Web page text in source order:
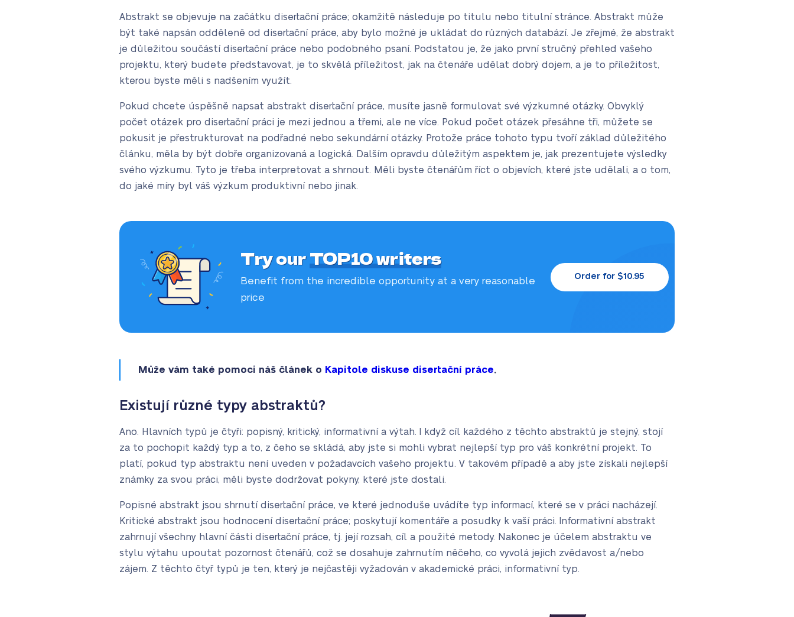
Abstrakt se objevuje na začátku disertační práce; okamžitě následuje po titulu nebo titulní stránce. Abstrakt může
být také napsán odděleně od disertační práce, aby bylo možné je ukládat do různých databází. Je zřejmé, že abstrakt
je důležitou součástí disertační práce nebo podobného psaní. Podstatou je, že jako první stručný přehled vašeho
projektu, který budete představovat, je to skvělá příležitost, jak na čtenáře udělat dobrý dojem, a je to příležitost,
kterou byste měli s nadšením využít.
Pokud chcete úspěšně napsat abstrakt disertační práce, musíte jasně formulovat své výzkumné otázky. Obvyklý
počet otázek pro disertační práci je mezi jednou a třemi, ale ne více. Pokud počet otázek přesáhne tři, můžete se
pokusit je přestrukturovat na podřadné nebo sekundární otázky. Protože práce tohoto typu tvoří základ důležitého
článku, měla by být dobře organizovaná a logická. Dalším opravdu důležitým aspektem je, jak prezentujete výsledky
svého výzkumu. Tyto je třeba interpretovat a shrnout. Měli byste čtenářům říct o objevích, které jste udělali, a o tom,
do jaké míry byl váš výzkum produktivní nebo jinak.
Try ourTOP10 writers
Benefit from the incredible opportunity at a very reasonable
price
Order for $10.95
Může vám také pomoci náš článek o Kapitole diskuse disertační práce.
Existují různé typy abstraktů?
Ano. Hlavních typů je čtyři: popisný, kritický, informativní a výtah. I když cíl každého z těchto abstraktů je stejný, stojí
za to pochopit každý typ a to, z čeho se skládá, aby jste si mohli vybrat nejlepší typ pro váš konkrétní projekt. To
platí, pokud typ abstraktu není uveden v požadavcích vašeho projektu. V takovém případě a aby jste získali nejlepší
známky za svou práci, měli byste dodržovat pokyny, které jste dostali.
Popisné abstrakt jsou shrnutí disertační práce, ve které jednoduše uvádíte typ informací, které se v práci nacházejí.
Kritické abstrakt jsou hodnocení disertační práce; poskytují komentáře a posudky k vaší práci. Informativní abstrakt
zahrnují všechny hlavní části disertační práce, tj. její rozsah, cíl a použité metody. Nakonec je účelem abstraktu ve
stylu výtahu upoutat pozornost čtenářů, což se dosahuje zahrnutím něčeho, co vyvolá jejich zvědavost a/nebo
zájem. Z těchto čtyř typů je ten, který je nejčastěji vyžadován v akademické práci, informativní typ.